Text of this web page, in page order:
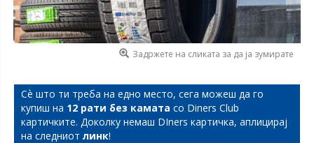
Задржете на сликата за да ја зумирате
Сѐ што ти треба на едно место, сега можеш да го
купиш на 12 рати без камата со Diners Club
картичките. Доколку немаш DIners картичка, аплицирај
на следниот линк!